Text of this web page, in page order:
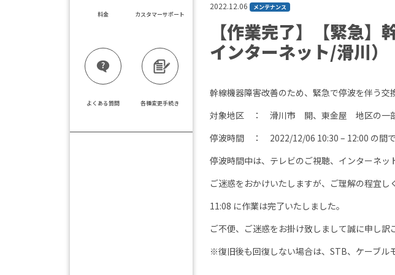
2022.12.06 メンテナンス
【作業完了】【緊急】
インターネット/滑川）
幹線機器障害改善のため、緊急で停波を伴う交
対象地区 ： 滑川市 開、東金屋 地区の一
停波時間 ： 2022/12/06 10:30 – 12:00 の間
停波時間中は、テレビのご視聴、インターネッ
ご迷惑をおかけいたしますが、ご理解の程宜し
11:08 に作業は完了いたしました。
ご不便、ご迷惑をお掛け致しまして誠に申し訳
※復旧後も回復しない場合は、STB、ケーブル
料金 カスタマーサポート
よくある質問 各種変更手続き